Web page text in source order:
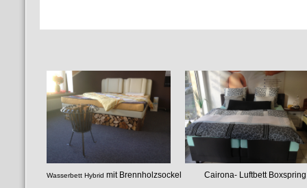
Wasserbett Hybrid mit Brennholzsockel Cairona-